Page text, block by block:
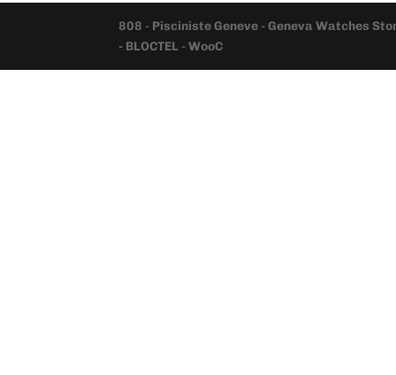
808 - Pisciniste Geneve -Geneva Watches
- BLOCTEL -WooC